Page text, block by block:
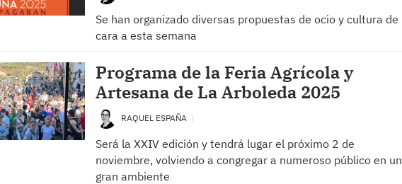
Se han organizado diversas propuestas de ocio y cultura de
cara a esta semana
Programa de la Feria Agrícola y
Artesana de La Arboleda 2025
RAQUEL ESPAÑA
Será la XXIV edición y tendrá lugar el próximo 2 de
noviembre, volviendo a congregar a numeroso público en un
gran ambiente